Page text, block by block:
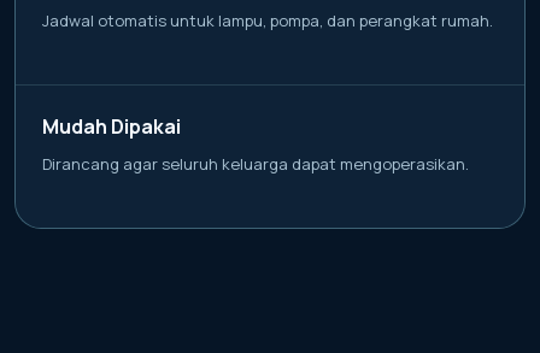
Jadwal otomatis untuk lampu, pompa, dan perangkat rumah.
Mudah Dipakai
Dirancang agar seluruh keluarga dapat mengoperasikan.